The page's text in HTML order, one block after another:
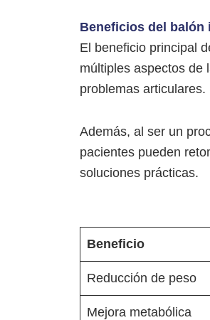
Beneficios del balón
El beneficio principal
múltiples aspectos de
problemas articulares.
Además, al ser un
pacientes pueden
soluciones prácticas.
Beneficio
Reducción de peso
Mejora metabólica